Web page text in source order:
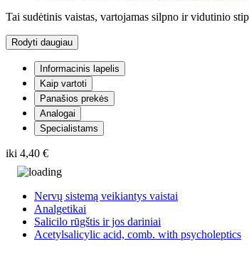
Tai sudėtinis vaistas, vartojamas silpno ir vidutinio
Rodyti daugiau
Informacinis lapelis
Kaip vartoti
Panašios prekės
Analogai
Specialistams
iki 4,40 €
Nervų sistemą veikiantys vaistai
Analgetikai
Salicilo rūgštis ir jos dariniai
Acetylsalicylic acid, comb. with psycholeptics